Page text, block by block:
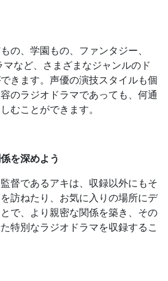
の、学園もの、ファンタジー、
など、さまざまなジャンルのド
きます。声優の演技スタイルも個
のラジオドラマであっても、何通
むことができます。
を深めよう
督であるアキは、収録以外にもそ
訪ねたり、お気に入りの場所にデ
で、より親密な関係を築き、その
特別なラジオドラマを収録するこ